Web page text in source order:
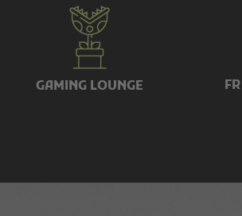
GAMING LOUNGE